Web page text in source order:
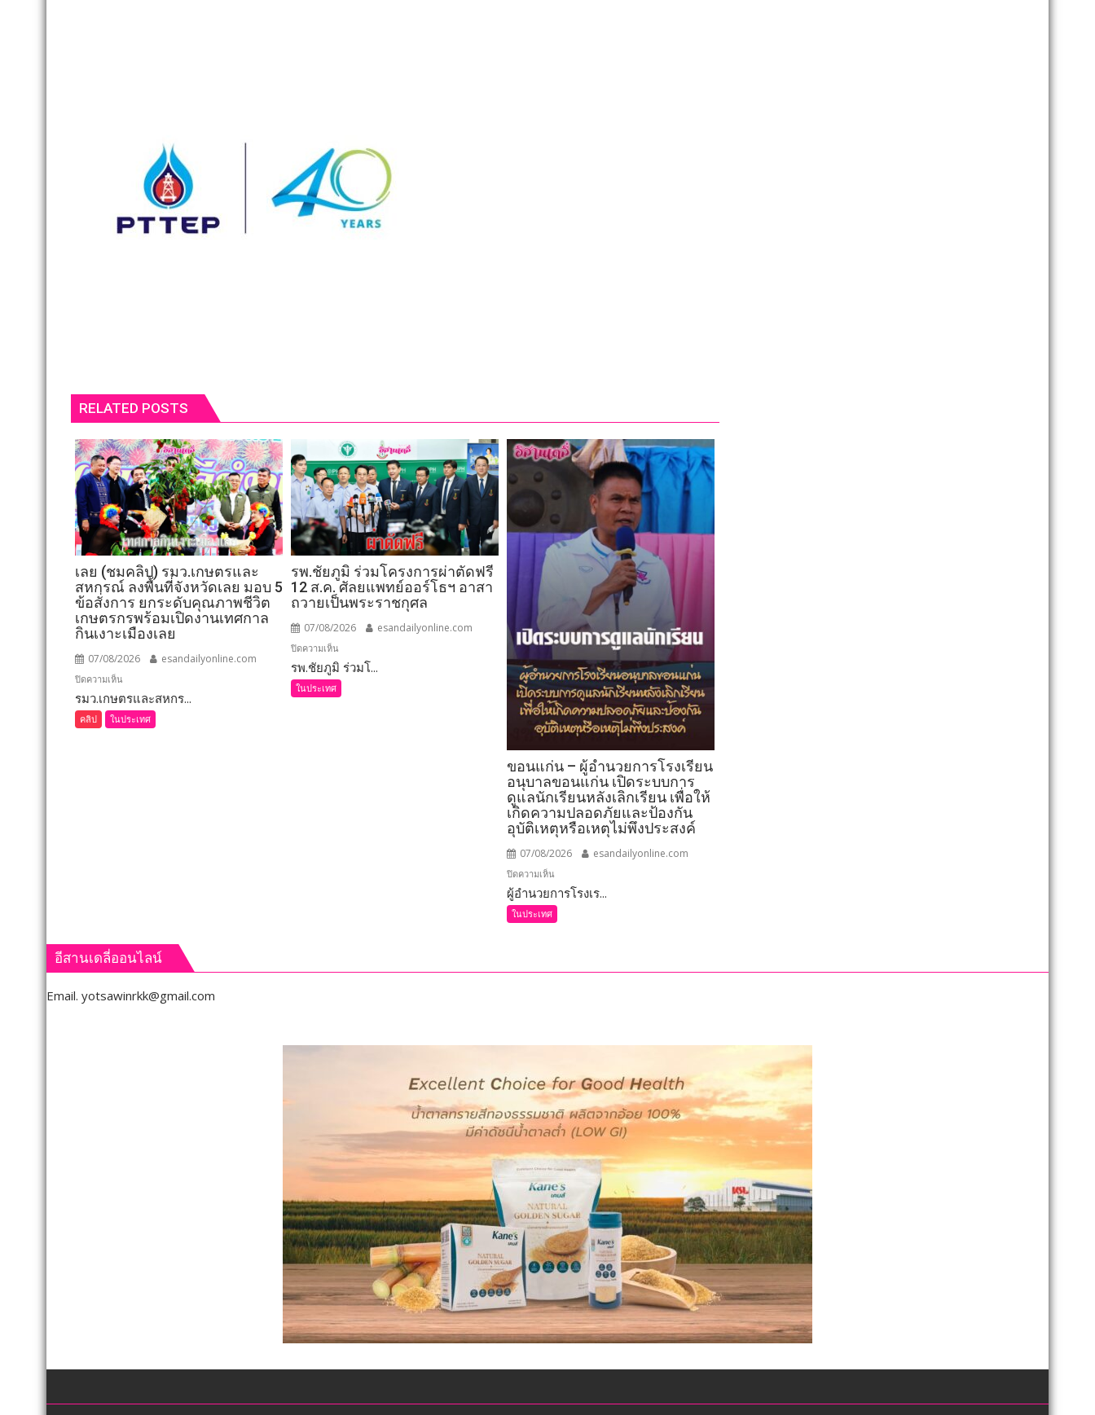
RELATED POSTS
เลย (ชมคลิป) รมว.เกษตรและ
สหกรณ์ ลงพื้นที่จังหวัดเลย มอบ 5
ข้อสั่งการ ยกระดับคุณภาพชีวิต
เกษตรกรพร้อมเปิดงานเทศกาล
กินเงาะเมืองเลย
07/08/2026 esandailyonline.com
ปิดความเห็น
เลย
(ชม
คลิป)
การ
ยก
คุณภาพ
รมว.เกษตรและสหกร...
คลิป ในประเทศ
รพ.ชัยภูมิ ร่วมโครงการผ่าตัดฟรี
12 ส.ค. ศัลยแพทย์ออร์โธฯ อาสา
ถวายเป็นพระราชกุศล
07/08/2026 esandailyonline.com
ปิดความเห็น
รพ.ชัยภูมิ
ร่วม
โครงการ
รพ.ชัยภูมิ ร่วมโ...
ในประเทศ
ขอนแก่น – ผู้อำนวยการโรงเรียน
อนุบาลขอนแก่น เปิดระบบการ
ดูแลนักเรียนหลังเลิกเรียน เพื่อให้
เกิดความปลอดภัยและป้องกัน
อุบัติเหตุหรือเหตุไม่พึงประสงค์
07/08/2026 esandailyonline.com
ปิดความเห็น
ขอนแก่น
–
ผู้
ดูแล
นักเรียน
หลัง
เรียน
ให้
เกิด
ความ
ปลอดภัย
และ
ป้องกัน
อุบัติเหตุ
หรือ
เหตุ
ผู้อำนวยการโรงเร...
ในประเทศ
อีสานเดลี่ออนไลน์
Email. yotsawinrkk@gmail.com